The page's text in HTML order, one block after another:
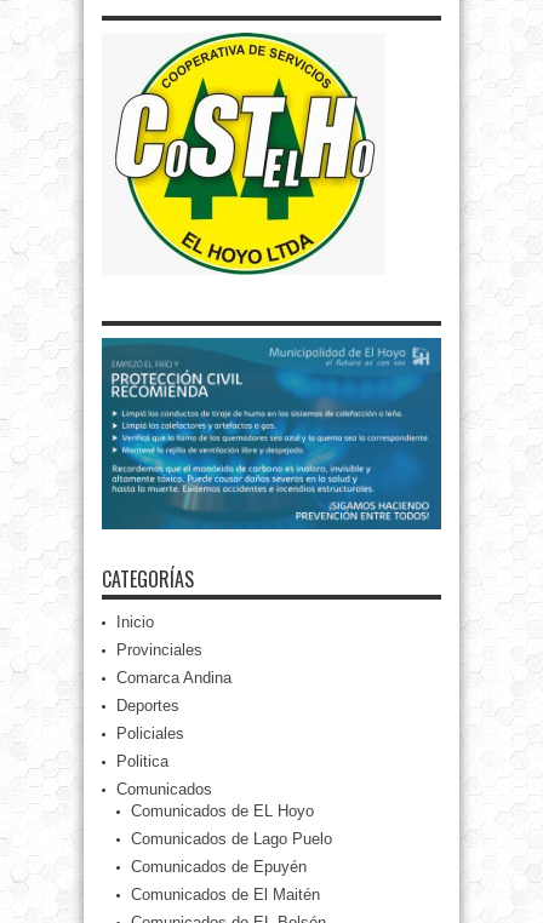
CATEGORÍAS
Inicio
Provinciales
Comarca Andina
Deportes
Policiales
Politica
Comunicados
Comunicados de EL Hoyo
Comunicados de Lago Puelo
Comunicados de Epuyén
Comunicados de El Maitén